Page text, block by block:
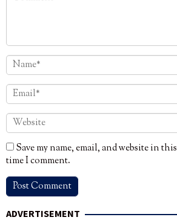
Save my name, email, and website in
time I comment.
ADVERTISEMENT